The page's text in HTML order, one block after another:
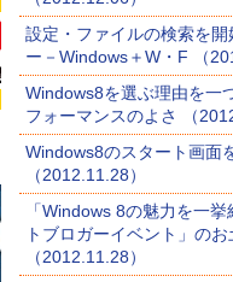
設定・ファイルの検索を
ー－Windows＋W・F （
Windows8を選ぶ理由を一
フォーマンスのよさ （
Windows8のスタート画面
（2012.11.28）
「Windows 8の魅力を一
トブロガーイベント」の
（2012.11.28）